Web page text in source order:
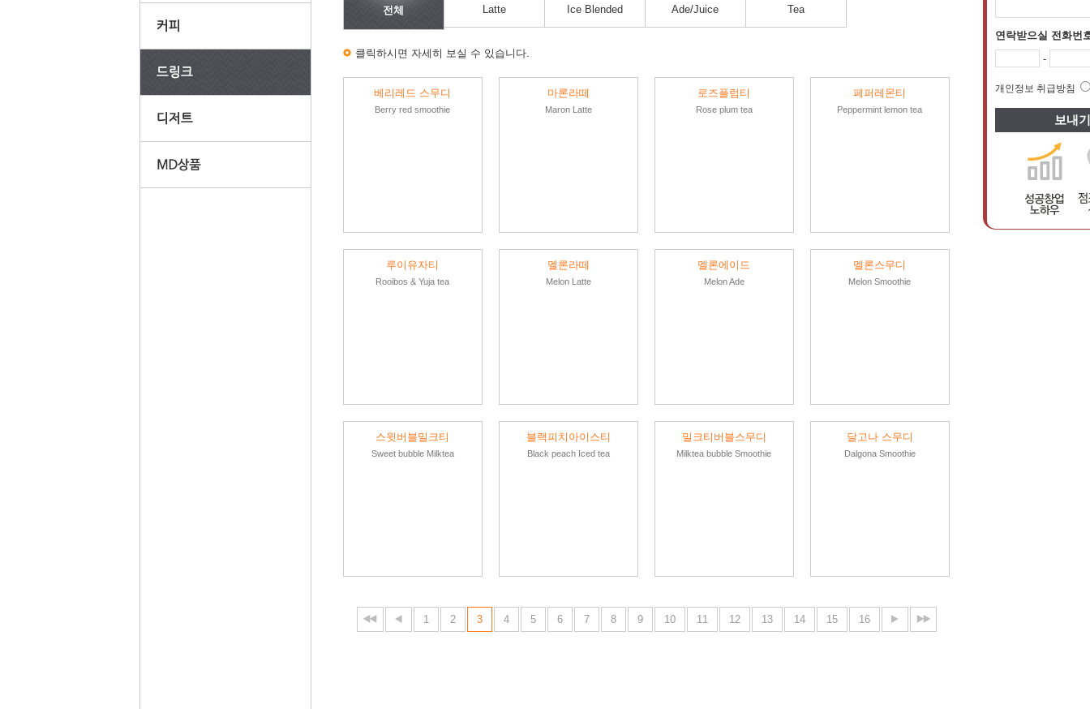
연락받으실 전화번
-
개인정보 취급방침
전체 Latte Ice Blended Ade/Juice Tea
클릭하시면 자세히 보실 수 있습니다.
베리레드 스무디
Berry red smoothie
마론라떼
Maron Latte
로즈플럼티
Rose plum tea
페퍼레몬티
Peppermint lemon tea
루이유자티
Rooibos & Yuja tea
멜론라떼
Melon Latte
멜론에이드
Melon Ade
멜론스무디
Melon Smoothie
스윗버블밀크티
Sweet bubble Milktea
블랙피치아이스티
Black peach Iced tea
밀크티버블스무디
Milktea bubble Smoothie
달고나 스무디
Dalgona Smoothie
1 2 3 4 5 6 7 8 9 10 11 12 13 14 15 16